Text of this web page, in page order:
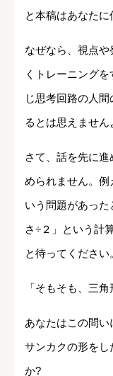
と本稿はあなたに
なぜなら、視点
くトレーニング
じ思考回路の人
るとは思えません
さて、話を先に
められません。例
いう問題があっ
さ÷２」という計
と待ってください
「そもそも、三
あなたはこの問い
サンカクの形をし
か?